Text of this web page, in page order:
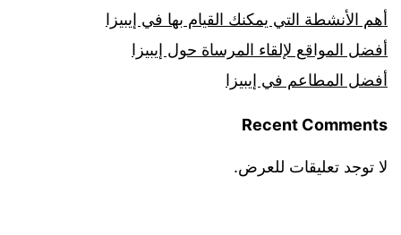
أهم الأنشطة التي يمكنك القيام بها في إيبيزا
أفضل المواقع لإلقاء المرساة حول إيبيزا
أفضل المطاعم في إيبيزا
Recent Comments
لا توجد تعليقات للعرض.